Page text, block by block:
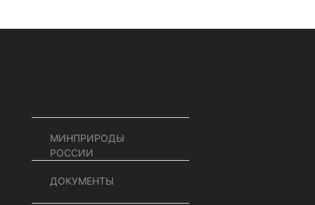
МИНПРИРОДЫ
РОССИИ
ДОКУМЕНТЫ